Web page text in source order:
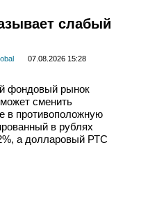
слабый
07.08.2026 15:28
фондовый рынок
сменить
в противоположную
в рублях
а долларовый РТС